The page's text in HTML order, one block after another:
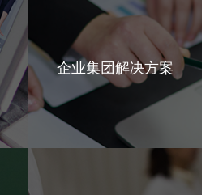
企业集团解决方案